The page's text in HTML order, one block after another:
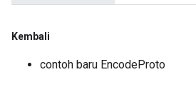
Kembali
contoh baru EncodeProto